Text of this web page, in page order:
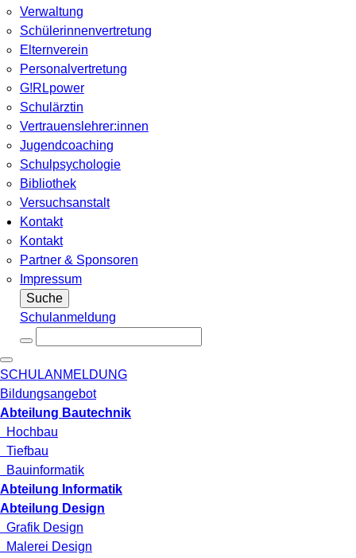
Verwaltung
Schülerinnenvertretung
Elternverein
Personalvertretung
G!RLpower
Schulärztin
Vertrauenslehrer:innen
Jugendcoaching
Schulpsychologie
Bibliothek
Versuchsanstalt
Kontakt
Kontakt
Partner & Sponsoren
Impressum
Suche
Schulanmeldung
SCHULANMELDUNG
Bildungsangebot
Abteilung Bautechnik
Hochbau
Tiefbau
Bauinformatik
Abteilung Informatik
Abteilung Design
Grafik Design
Malerei Design